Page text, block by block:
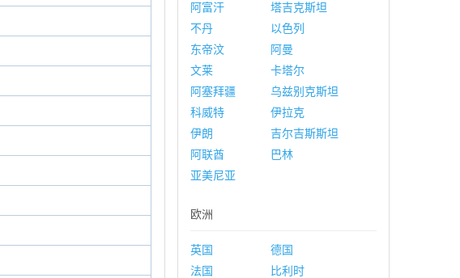
阿富汗
塔吉克斯坦
不丹
以色列
东帝汶
阿曼
文莱
卡塔尔
阿塞拜疆
乌兹别克斯坦
科威特
伊拉克
伊朗
吉尔吉斯斯坦
阿联酋
巴林
亚美尼亚
欧洲
英国
德国
法国
比利时